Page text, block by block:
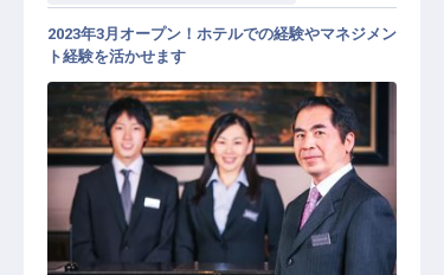
宿泊部門マネージャー
2023年3月オープン！ホテルでの経験やマネジメン
ト経験を活かせます